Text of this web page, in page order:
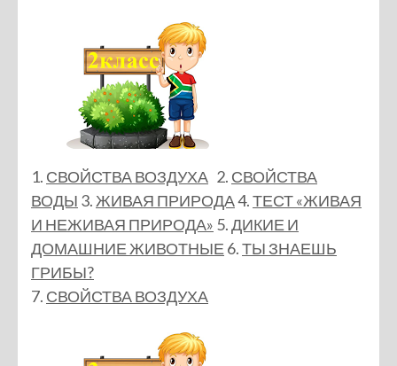
1. СВОЙСТВА ВОЗДУХА 2. СВОЙСТВА
ВОДЫ 3.ЖИВАЯ ПРИРОДА4.ТЕСТ «ЖИВАЯ
И НЕЖИВАЯ ПРИРОДА» 5.ДИКИЕ И
ДОМАШНИЕ ЖИВОТНЫЕ6.ТЫ ЗНАЕШЬ
ГРИБЫ?
7. СВОЙСТВА ВОЗДУХА